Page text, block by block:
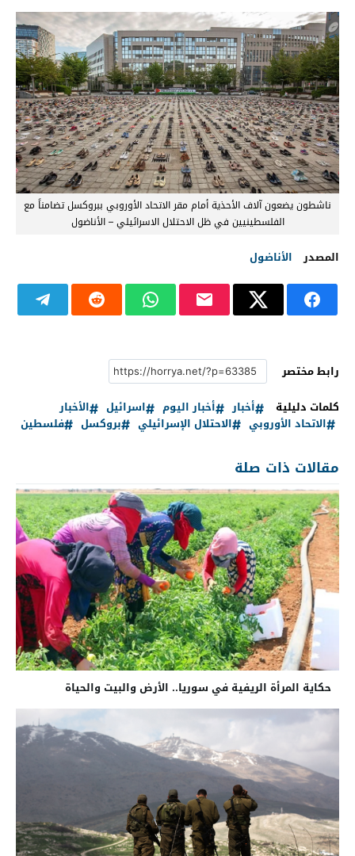
ناشطون يضعون آلاف الأحذية أمام مقر الاتحاد الأوروبي ببروكسل تضامناً مع
الفلسطينيين في ظل الاحتلال الاسرائيلي – الأناضول
المصدر الأناضول
رابط مختصر
كلمات دليلية
أخبار أخبار اليوم اسرائيل
الأخبار
الاتحاد الأوروبي
الاحتلال الإسرائيلي بروكسل فلسطين
مقالات ذات صلة
حكاية المرأة الريفية في سوريا.. الأرض والبيت والحياة